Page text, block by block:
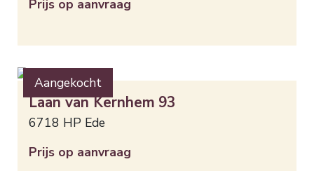
Prijs op aanvraag
Aangekocht
Laan van Kernhem 93
6718 HP Ede
Prijs op aanvraag